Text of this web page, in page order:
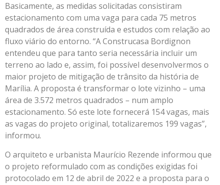
Basicamente, as medidas solicitadas consistiram
estacionamento com uma vaga para cada 75 metros
quadrados de área construída e estudos com relação ao
fluxo viário do entorno. “A Construcasa Bordignon
entendeu que para tanto seria necessária incluir um
terreno ao lado e, assim, foi possível desenvolvermos o
maior projeto de mitigação de trânsito da história de
Marília. A proposta é transformar o lote vizinho – uma
área de 3.572 metros quadrados – num amplo
estacionamento. Só este lote fornecerá 154 vagas, mais
as vagas do projeto original, totalizaremos 199 vagas”,
informou.
O arquiteto e urbanista Maurício Rezende informou que
o projeto reformulado com as condições exigidas foi
protocolado em 12 de abril de 2022 e a proposta para o